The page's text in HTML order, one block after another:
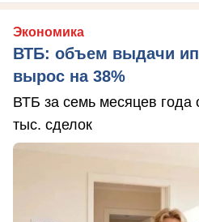
Экономика
ВТБ: объем выдачи
вырос на 38%
ВТБ за семь месяцев
тыс. сделок